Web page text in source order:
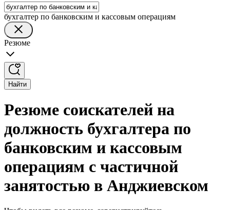
бухгалтер по банковским и кассовым операциям
Резюме
Найти
Резюме соискателей на
должность бухгалтера по
банковским и кассовым
операциям с частичной
занятостью в Анджиевском